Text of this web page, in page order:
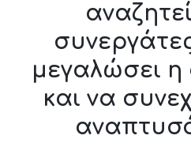
μεγαλώσει
και να